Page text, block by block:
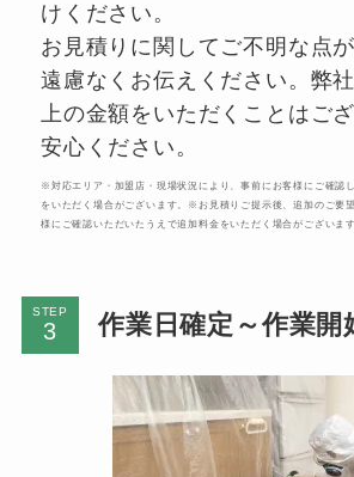
けください。
お見積りに関してご不明な点
遠慮なくお伝えください。弊
上の金額をいただくことはご
安心ください。
※対応エリア・加盟店・現場状況により、事前にお客様にご確認
をいただく場合がございます。※お見積りご提示後、追加のご要
様にご確認いただいたうえで追加料金をいただく場合がございます
STEP 作業日確定～作業開